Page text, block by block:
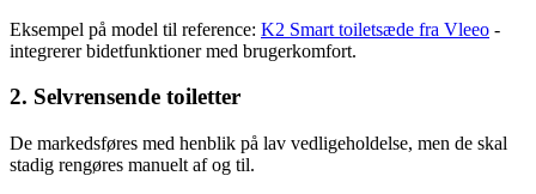
Eksempel på model til reference: K2 Smart toiletsæde fra Vleeo -
integrerer bidetfunktioner med brugerkomfort.
2. Selvrensende toiletter
De markedsføres med henblik på lav vedligeholdelse, men de skal
stadig rengøres manuelt af og til.